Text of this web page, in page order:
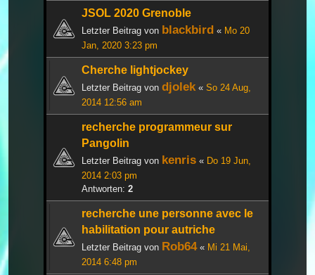
JSOL 2020 Grenoble
Letzter Beitrag von blackbird « Mo 20
Jan, 2020 3:23 pm
Cherche lightjockey
Letzter Beitrag von djolek« So 24 Aug,
2014 12:56 am
recherche programmeur sur
Pangolin
Letzter Beitrag von kenris « Do 19 Jun,
2014 2:03 pm
Antworten: 2
recherche une personne avec le
habilitation pour autriche
Letzter Beitrag von Rob64« Mi 21 Mai,
2014 6:48 pm